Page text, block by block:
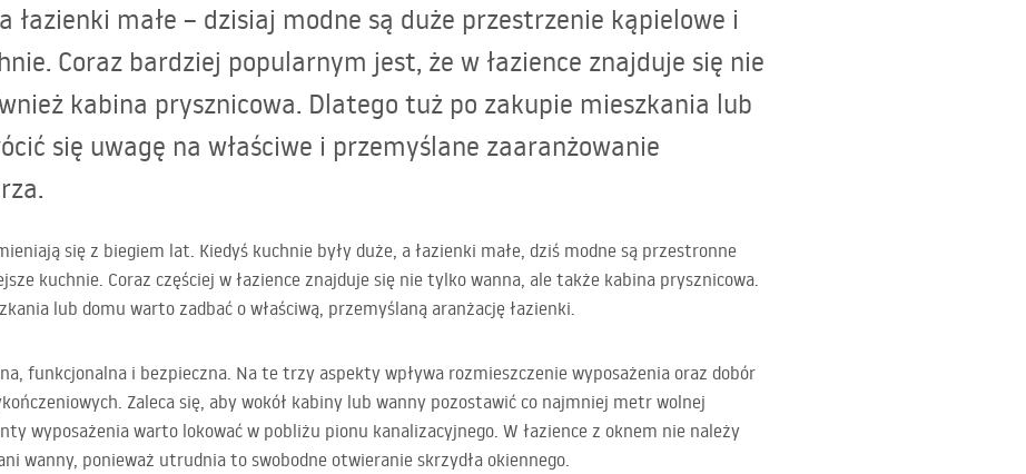
łazienki małe – dzisiaj modne są duże przestrzenie kąpielowe i
Coraz bardziej popularnym jest, że w łazience znajduje się nie
kabina prysznicowa. Dlatego tuż po zakupie mieszkania lub
się uwagę na właściwe i przemyślane zaaranżowanie
się z biegiem lat. Kiedyś kuchnie były duże, a łazienki małe, dziś modne są przestronne
kuchnie. Coraz częściej w łazience znajduje się nie tylko wanna, ale także kabina prysznicowa.
lub domu warto zadbać o właściwą, przemyślaną aranżację łazienki.
funkcjonalna i bezpieczna. Na te trzy aspekty wpływa rozmieszczenie wyposażenia oraz dobór
Zaleca się, aby wokół kabiny lub wanny pozostawić co najmniej metr wolnej
wyposażenia warto lokować w pobliżu pionu kanalizacyjnego. W łazience z oknem nie należy
wanny, ponieważ utrudnia to swobodne otwieranie skrzydła okiennego.